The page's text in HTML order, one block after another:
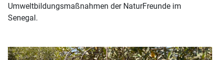
Umweltbildungsmaßnahmen der NaturFreunde im
Senegal.